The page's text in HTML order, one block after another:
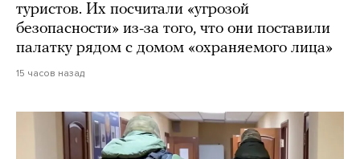
туристов. Их посчитали «угрозой
безопасности» из-за того, что они поставили
палатку рядом с домом «охраняемого лица»
15 часов назад